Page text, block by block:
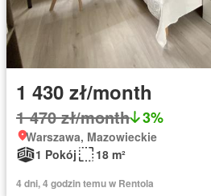
1 430 zł/month
1 470 zł/month 3%
Warszawa, Mazowieckie
1 Pokój
18 m²
4 dni, 4 godzin temu w Rentola